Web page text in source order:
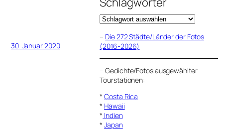
30. Januar 2020
– Die 272 Städte/Länder der Fotos
(2016-2026)
–Gedichte/Fotos ausgewählter
Tourstationen:
*Costa Rica
* Hawaii
* Indien
*Japan